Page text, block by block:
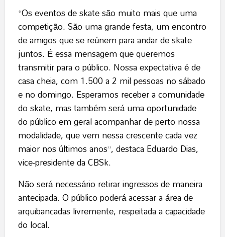
“Os eventos de skate são muito mais que uma
competição. São uma grande festa, um encontro
de amigos que se reúnem para andar de skate
juntos. É essa mensagem que queremos
transmitir para o público. Nossa expectativa é de
casa cheia, com 1.500 a 2 mil pessoas no sábado
e no domingo. Esperamos receber a comunidade
do skate, mas também será uma oportunidade
do público em geral acompanhar de perto nossa
modalidade, que vem nessa crescente cada vez
maior nos últimos anos”, destaca Eduardo Dias,
vice-presidente da CBSk.
Não será necessário retirar ingressos de maneira
antecipada. O público poderá acessar a área de
arquibancadas livremente, respeitada a capacidade
do local.